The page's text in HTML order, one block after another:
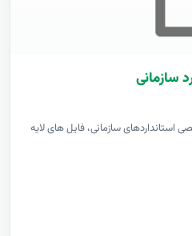
سازمانی
استانداردهای سازمانی، فایل های لایه